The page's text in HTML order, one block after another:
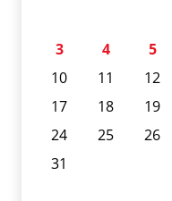
3
4 5
10
11 12
17
18 19
24
25 26
31